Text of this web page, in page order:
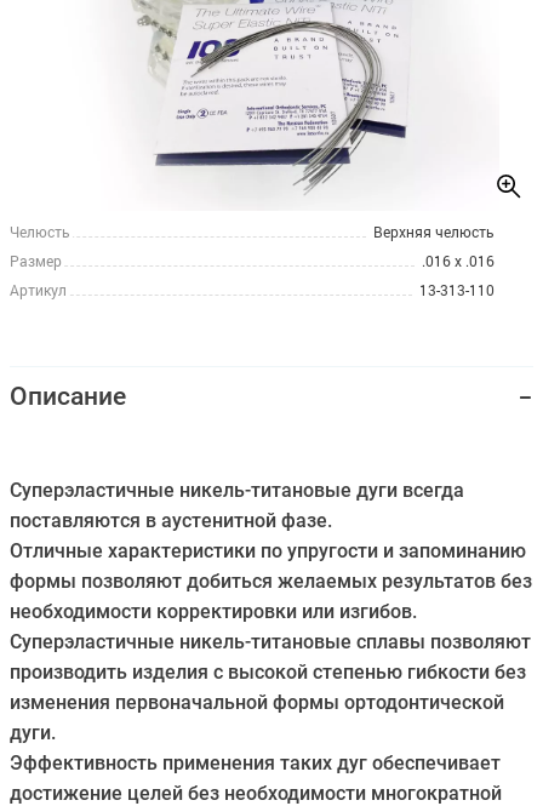
Челюсть
Верхняя челюсть
Размер
.016 x .016
Артикул
13-313-110
Описание
Суперэластичные никель-титановые дуги всегда
поставляются в аустенитной фазе.
Отличные характеристики по упругости и запоминанию
формы позволяют добиться желаемых результатов без
необходимости корректировки или изгибов.
Суперэластичные никель-титановые сплавы позволяют
производить изделия с высокой степенью гибкости без
изменения первоначальной формы ортодонтической
дуги.
Эффективность применения таких дуг обеспечивает
достижение целей без необходимости многократной